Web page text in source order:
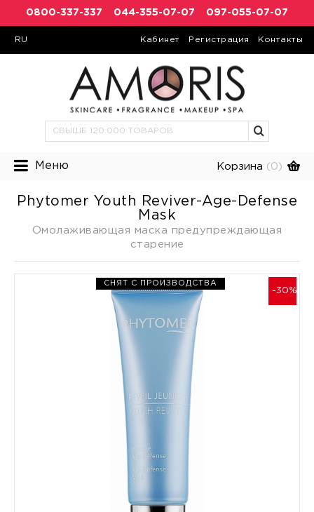
0800-337-337 044-355-07-07 097-055-07-07
RU Кабинет Регистрация Контакты
Меню Корзина (0)
Phytomer Youth Reviver-Age-Defense
Mask
Омолаживающая маска предупреждающая
старение
-30%
СНЯТ С ПРОИЗВОДСТВА